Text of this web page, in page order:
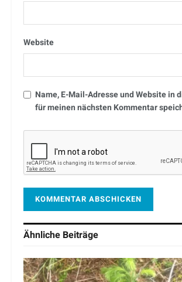
Website
Name, E-Mail-Adresse und Website in
für meinen nächsten Kommentar
Ähnliche Beiträge